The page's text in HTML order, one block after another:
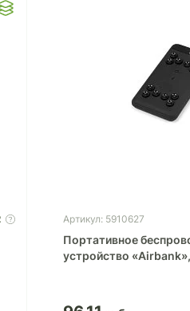
Артикул: 5910627
Портативное
устройство